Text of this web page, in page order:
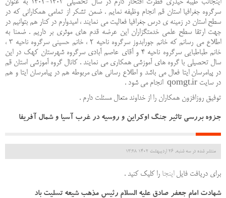
سرگروه جغرافیا استان قم انجام وظیفه نمایم . ضمن تشکر از تمامی همکارانی که در
سطح استان در زمینه ی درس جغرافیا فعالیت می نمایند ، امیدوارم در کنار هم بتوانیم در
جهت ارتقا سطح علمی خدمتگزاران این عرضه قدم های موثری بر داریم . ضمنا به
اطلاع می رسانم که خانم جورابدوز سرگروه ناحیه 2 ، خانم حسینی سرگروه ناحیه 3 ،
خانم طباطبایی سرگروه ناحیه 4 و آقای عاصم آبادی سرگروه شهرستان کهک در این
سال تحصیلی با گروه های آموزشی همکاری می نمایند . کانال گروه آموزشی استان قم
در پیامرسان ایتا فعال می باشد و اطلاع رسانی های مربوطه هم در پیامرسان ایتا و هم
در سایت qomgt.ir انجام می شود .
توفیق روزافزون همکاران را از خداوند متعال مسئلت دارم .
جزوه بررسی تاثیر جنگ اوکراین و روسیه در غرب آسیا و شمال آفریفا
منتشر شده در سه شنبه, 26 ارديبهشت 1402 13:28
برای دریافت فایلاینجا را کلیک کنید .
شهادت امام جعفر صادق علیه السلام رئیس مذهب شیعه تسلیت باد